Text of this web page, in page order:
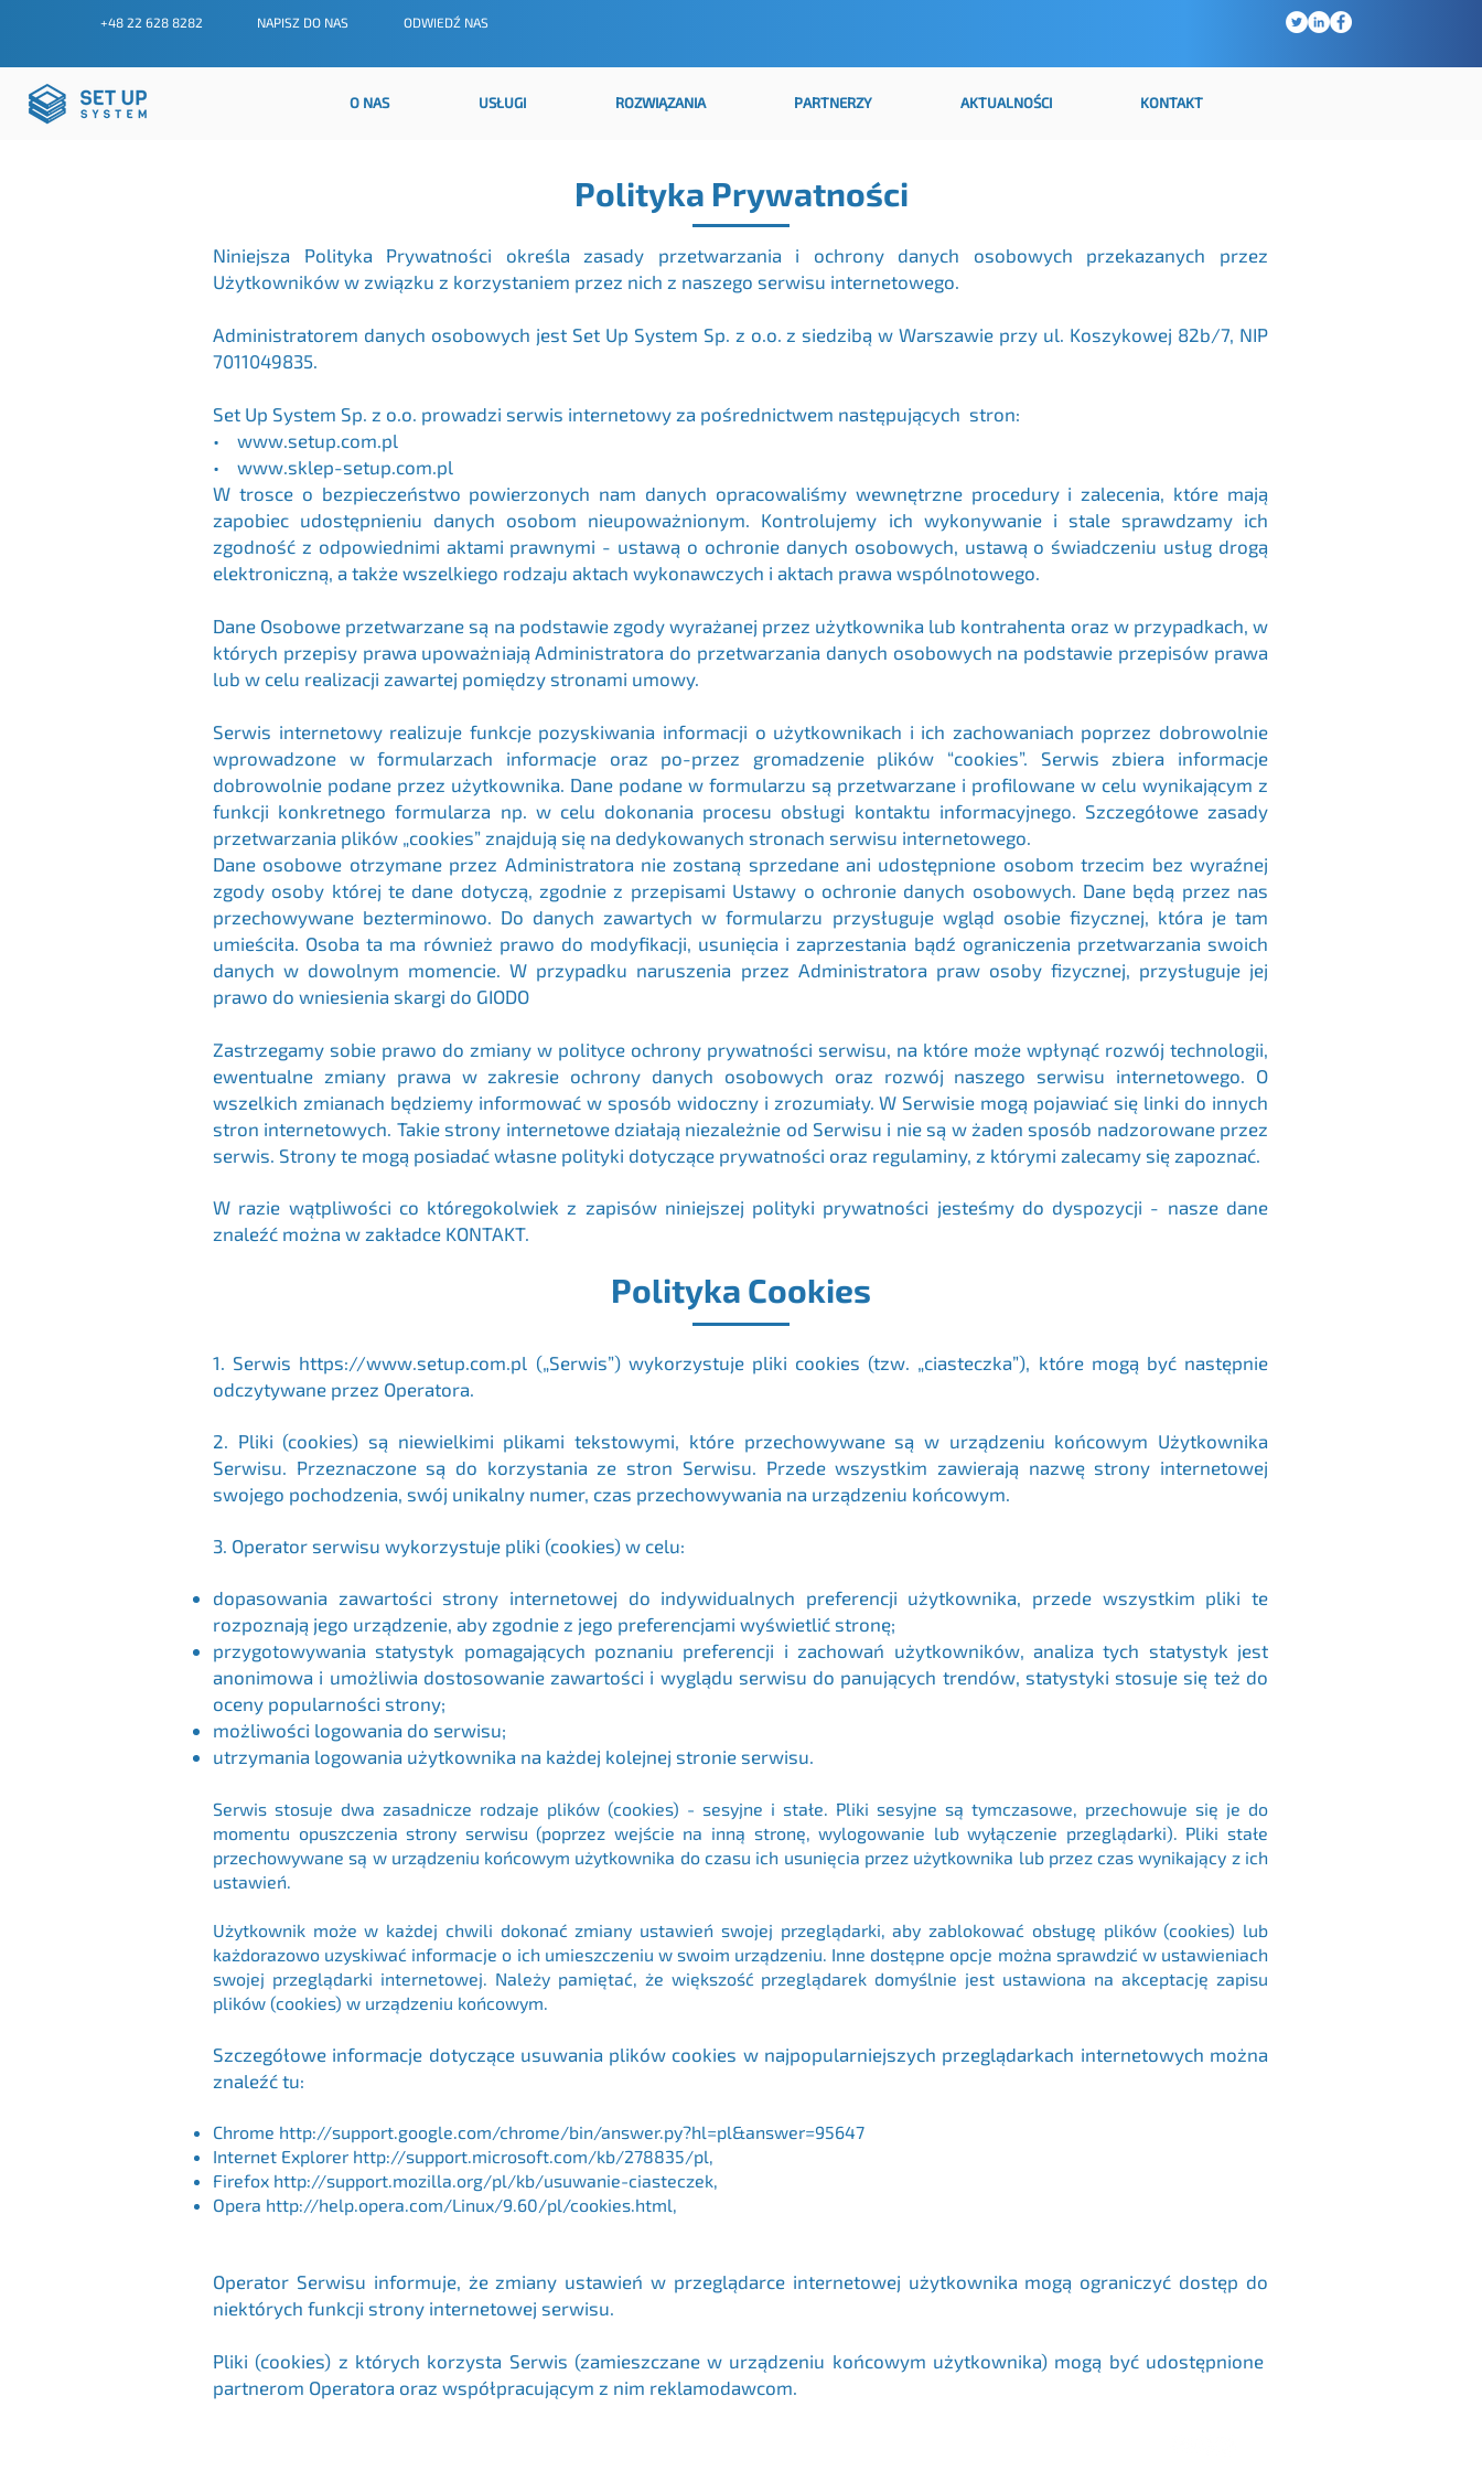
+48 22 628 8282 NAPISZ DO NAS ODWIEDŹ NAS
O NAS USŁUGI ROZWIĄZANIA PARTNERZY AKTUALNOŚCI KONTAKT
Polityka Prywatności
Niniejsza Polityka Prywatności określa zasady przetwarzania i ochrony danych osobowych przekazanych przez
Użytkowników w związku z korzystaniem przez nich z naszego serwisu internetowego.
Administratorem danych osobowych jest Set Up System Sp. z o.o. z siedzibą w Warszawie przy ul. Koszykowej 82b/7, NIP
7011049835.
Set Up System Sp. z o.o. prowadzi serwis internetowy za pośrednictwem następujących stron:
• www.setup.com.pl
• www.sklep-setup.com.pl
W trosce o bezpieczeństwo powierzonych nam danych opracowaliśmy wewnętrzne procedury i zalecenia, które mają
zapobiec udostępnieniu danych osobom nieupoważnionym. Kontrolujemy ich wykonywanie i stale sprawdzamy ich
zgodność z odpowiednimi aktami prawnymi - ustawą o ochronie danych osobowych, ustawą o świadczeniu usług drogą
elektroniczną, a także wszelkiego rodzaju aktach wykonawczych i aktach prawa wspólnotowego.
Dane Osobowe przetwarzane są na podstawie zgody wyrażanej przez użytkownika lub kontrahenta oraz w przypadkach, w
których przepisy prawa upoważniają Administratora do przetwarzania danych osobowych na podstawie przepisów prawa
lub w celu realizacji zawartej pomiędzy stronami umowy.
Serwis internetowy realizuje funkcje pozyskiwania informacji o użytkownikach i ich zachowaniach poprzez dobrowolnie
wprowadzone w formularzach informacje oraz po-przez gromadzenie plików “cookies”. Serwis zbiera informacje
dobrowolnie podane przez użytkownika. Dane podane w formularzu są przetwarzane i profilowane w celu wynikającym z
funkcji konkretnego formularza np. w celu dokonania procesu obsługi kontaktu informacyjnego. Szczegółowe zasady
przetwarzania plików „cookies” znajdują się na dedykowanych stronach serwisu internetowego.
Dane osobowe otrzymane przez Administratora nie zostaną sprzedane ani udostępnione osobom trzecim bez wyraźnej
zgody osoby której te dane dotyczą, zgodnie z przepisami Ustawy o ochronie danych osobowych. Dane będą przez nas
przechowywane bezterminowo. Do danych zawartych w formularzu przysługuje wgląd osobie fizycznej, która je tam
umieściła. Osoba ta ma również prawo do modyfikacji, usunięcia i zaprzestania bądź ograniczenia przetwarzania swoich
danych w dowolnym momencie. W przypadku naruszenia przez Administratora praw osoby fizycznej, przysługuje jej
prawo do wniesienia skargi do GIODO
Zastrzegamy sobie prawo do zmiany w polityce ochrony prywatności serwisu, na które może wpłynąć rozwój technologii,
ewentualne zmiany prawa w zakresie ochrony danych osobowych oraz rozwój naszego serwisu internetowego. O
wszelkich zmianach będziemy informować w sposób widoczny i zrozumiały. W Serwisie mogą pojawiać się linki do innych
stron internetowych. Takie strony internetowe działają niezależnie od Serwisu i nie są w żaden sposób nadzorowane przez
serwis. Strony te mogą posiadać własne polityki dotyczące prywatności oraz regulaminy, z którymi zalecamy się zapoznać.
W razie wątpliwości co któregokolwiek z zapisów niniejszej polityki prywatności jesteśmy do dyspozycji - nasze dane
znaleźć można w zakładce KONTAKT.
Polityka Cookies
1. Serwis https://www.setup.com.pl („Serwis”) wykorzystuje pliki cookies (tzw. „ciasteczka”), które mogą być następnie
odczytywane przez Operatora.
2. Pliki (cookies) są niewielkimi plikami tekstowymi, które przechowywane są w urządzeniu końcowym Użytkownika
Serwisu. Przeznaczone są do korzystania ze stron Serwisu. Przede wszystkim zawierają nazwę strony internetowej
swojego pochodzenia, swój unikalny numer, czas przechowywania na urządzeniu końcowym.
3. Operator serwisu wykorzystuje pliki (cookies) w celu:
dopasowania zawartości strony internetowej do indywidualnych preferencji użytkownika, przede wszystkim pliki te
rozpoznają jego urządzenie, aby zgodnie z jego preferencjami wyświetlić stronę;
przygotowywania statystyk pomagających poznaniu preferencji i zachowań użytkowników, analiza tych statystyk jest
anonimowa i umożliwia dostosowanie zawartości i wyglądu serwisu do panujących trendów, statystyki stosuje się też do
oceny popularności strony;
możliwości logowania do serwisu;
utrzymania logowania użytkownika na każdej kolejnej stronie serwisu.
Serwis stosuje dwa zasadnicze rodzaje plików (cookies) - sesyjne i stałe. Pliki sesyjne są tymczasowe, przechowuje się je do
momentu opuszczenia strony serwisu (poprzez wejście na inną stronę, wylogowanie lub wyłączenie przeglądarki). Pliki stałe
przechowywane są w urządzeniu końcowym użytkownika do czasu ich usunięcia przez użytkownika lub przez czas wynikający z ich
ustawień.
Użytkownik może w każdej chwili dokonać zmiany ustawień swojej przeglądarki, aby zablokować obsługę plików (cookies) lub
każdorazowo uzyskiwać informacje o ich umieszczeniu w swoim urządzeniu. Inne dostępne opcje można sprawdzić w ustawieniach
swojej przeglądarki internetowej. Należy pamiętać, że większość przeglądarek domyślnie jest ustawiona na akceptację zapisu
plików (cookies) w urządzeniu końcowym.
Szczegółowe informacje dotyczące usuwania plików cookies w najpopularniejszych przeglądarkach internetowych można
znaleźć tu:
Chrome http://support.google.com/chrome/bin/answer.py?hl=pl&answer=95647
Internet Explorer http://support.microsoft.com/kb/278835/pl,
Firefox http://support.mozilla.org/pl/kb/usuwanie-ciasteczek,
Opera http://help.opera.com/Linux/9.60/pl/cookies.html,
Operator Serwisu informuje, że zmiany ustawień w przeglądarce internetowej użytkownika mogą ograniczyć dostęp do
niektórych funkcji strony internetowej serwisu.
Pliki (cookies) z których korzysta Serwis (zamieszczane w urządzeniu końcowym użytkownika) mogą być udostępnione
partnerom Operatora oraz współpracującym z nim reklamodawcom.